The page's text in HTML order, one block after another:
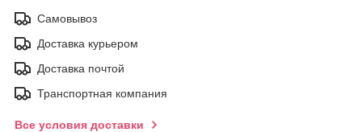
Самовывоз
Доставка курьером
Доставка почтой
Транспортная компания
Все условия доставки